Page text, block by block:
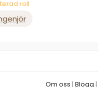
roll
Om oss | Blogg |